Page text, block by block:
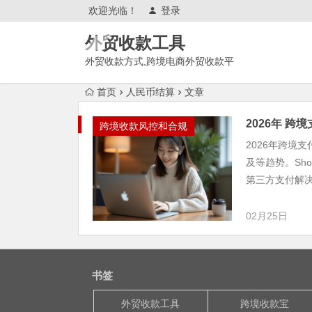
欢迎光临！ 登录
外贸收款工具
外贸收款方式,跨境电商外贸收款平
逊,tk,tiktok,temu特姆,东南亚
首页 人民币结算 文章
跨境收款风控和合规 2026年 跨境
2026年跨境支
及等趋势。
第三方支付解决
02月25日
书签
外贸收款工具 跨境收款宝